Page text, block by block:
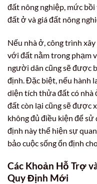
đất nông nghiệp, mức
đất ở và giá đất nông
Nếu nhà ở, công trình
với đất nằm trong phạm
người dân cũng sẽ được
định. Đặc biệt, nếu hành
diện tích thửa đất có nhà
đất còn lại cũng sẽ được
không đủ điều kiện để
định này thể hiện sự
bảo cuộc sống ổn định
Các Khoản Hỗ Trợ
Quy Định Mới